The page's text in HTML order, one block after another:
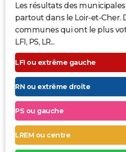
Les résultats des
partout dans le Loir-et-Cher.
communes qui ont le plus
LFI, PS, LR...
LFI ou extrême gauche
RN ou extrême droite
PS ou gauche
LREM ou centre